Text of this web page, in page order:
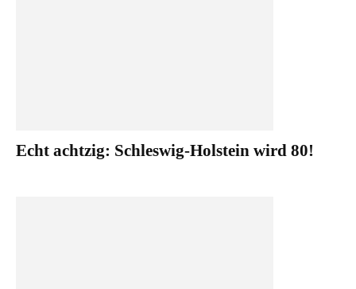
Echt achtzig: Schleswig-Holstein wird 80!